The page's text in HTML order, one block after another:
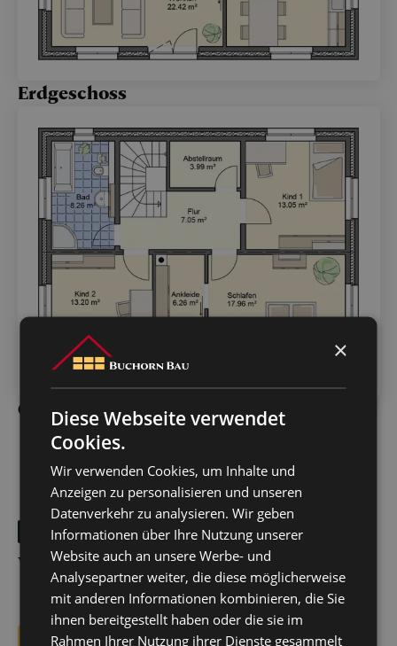
Erdgeschoss
Obergeschoss
Kontakt
Wir beraten dich gerne
×
Diese Webseite verwendet
Cookies.
Wir verwenden Cookies, um Inhalte und
Anzeigen zu personalisieren und unseren
Datenverkehr zu analysieren. Wir geben
Informationen über Ihre Nutzung unserer
Website auch an unsere Werbe- und
Analysepartner weiter, die diese möglicherweise
mit anderen Informationen kombinieren, die Sie
ihnen bereitgestellt haben oder die sie im
Rahmen Ihrer Nutzung ihrer Dienste gesammelt